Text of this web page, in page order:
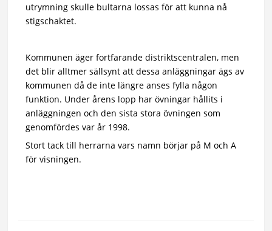
utrymning skulle bultarna lossas för att kunna nå
stigschaktet.
Kommunen äger fortfarande distriktscentralen, men
det blir alltmer sällsynt att dessa anläggningar ägs av
kommunen då de inte längre anses fylla någon
funktion. Under årens lopp har övningar hållits i
anläggningen och den sista stora övningen som
genomfördes var år 1998.
Stort tack till herrarna vars namn börjar på M och A
för visningen.